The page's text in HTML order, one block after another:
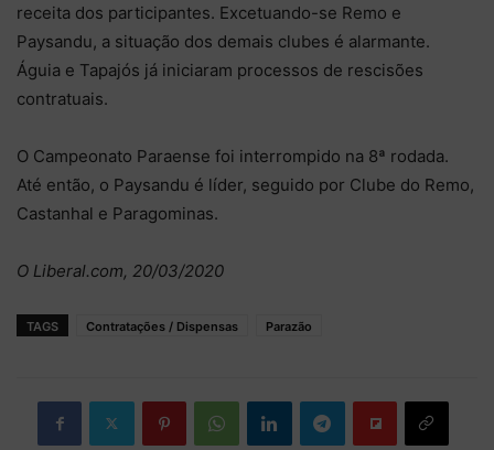
receita dos participantes. Excetuando-se Remo e
Paysandu, a situação dos demais clubes é alarmante.
Águia e Tapajós já iniciaram processos de rescisões
contratuais.
O Campeonato Paraense foi interrompido na 8ª rodada.
Até então, o Paysandu é líder, seguido por Clube do Remo,
Castanhal e Paragominas.
O Liberal.com, 20/03/2020
TAGS Contratações / Dispensas Parazão